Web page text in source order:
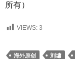
所有）
VIEWS: 3
海外原创 刘墉